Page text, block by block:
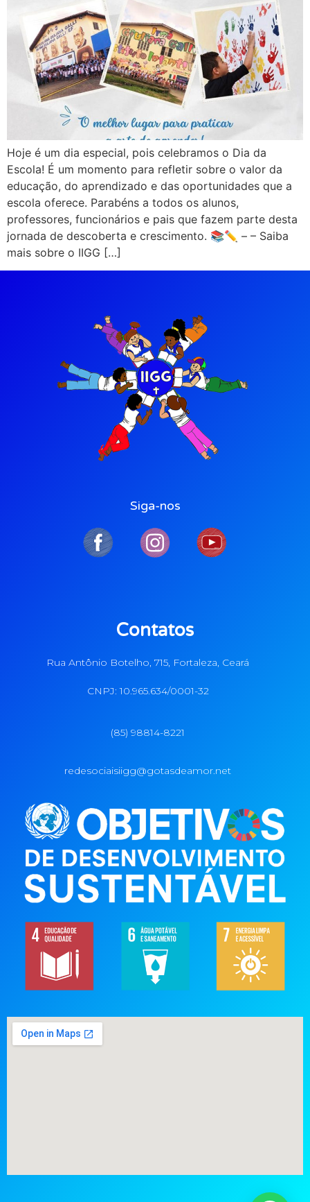
Hoje é um dia especial, pois celebramos o Dia da
Escola! É um momento para refletir sobre o valor da
educação, do aprendizado e das oportunidades que a
escola oferece. Parabéns a todos os alunos,
professores, funcionários e pais que fazem parte desta
jornada de descoberta e crescimento. 📚✏️ – – Saiba
mais sobre o IIGG […]
Siga-nos
Contatos
Rua Antônio Botelho, 715, Fortaleza, Ceará
CNPJ: 10.965.634/0001-32
(85) 98814-8221
redesociaisiigg@gotasdeamor.net